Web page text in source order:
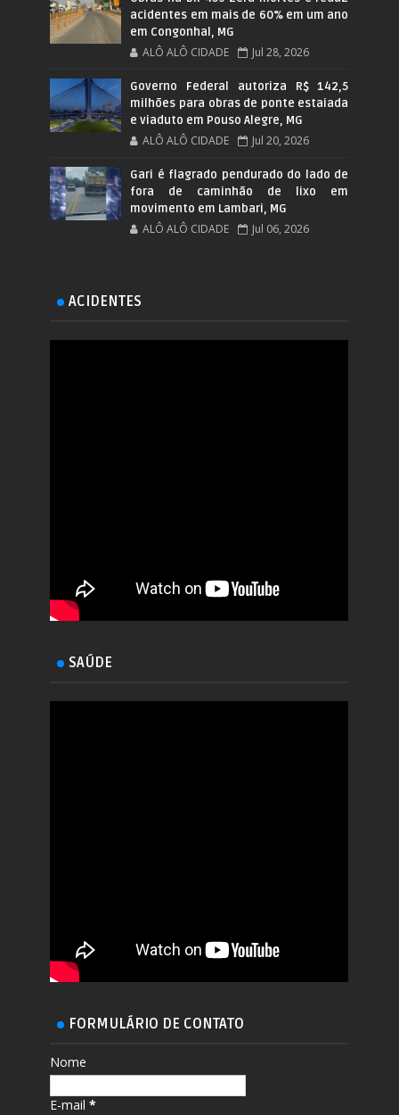
acidentes em mais de 60% em um ano
em Congonhal, MG
ALÔ ALÔ CIDADE Jul 28, 2026
Governo Federal autoriza R$ 142,5
milhões para obras de ponte estaiada
e viaduto em Pouso Alegre, MG
ALÔ ALÔ CIDADE Jul 20, 2026
Gari é flagrado pendurado do lado de
fora de caminhão de lixo em
movimento em Lambari, MG
ALÔ ALÔ CIDADE Jul 06, 2026
ACIDENTES
SAÚDE
FORMULÁRIO DE CONTATO
Nome
E-mail*